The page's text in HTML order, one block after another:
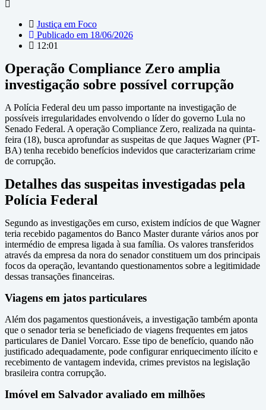
Justiça em Foco
Publicado em 18/06/2026
12:01
Operação Compliance Zero amplia
investigação sobre possível corrupção
A Polícia Federal deu um passo importante na investigação de
possíveis irregularidades envolvendo o líder do governo Lula no
Senado Federal. A operação Compliance Zero, realizada na quinta-
feira (18), busca aprofundar as suspeitas de que Jaques Wagner (PT-
BA) tenha recebido benefícios indevidos que caracterizariam crime
de corrupção.
Detalhes das suspeitas investigadas pela
Polícia Federal
Segundo as investigações em curso, existem indícios de que Wagner
teria recebido pagamentos do Banco Master durante vários anos por
intermédio de empresa ligada à sua família. Os valores transferidos
através da empresa da nora do senador constituem um dos principais
focos da operação, levantando questionamentos sobre a legitimidade
dessas transações financeiras.
Viagens em jatos particulares
Além dos pagamentos questionáveis, a investigação também aponta
que o senador teria se beneficiado de viagens frequentes em jatos
particulares de Daniel Vorcaro. Esse tipo de benefício, quando não
justificado adequadamente, pode configurar enriquecimento ilícito e
recebimento de vantagem indevida, crimes previstos na legislação
brasileira contra corrupção.
Imóvel em Salvador avaliado em milhões